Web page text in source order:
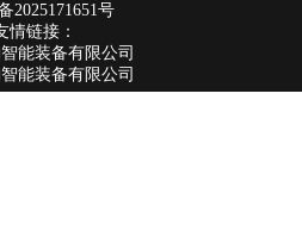
2025171651号
情链接：
能装备有限公司
能装备有限公司